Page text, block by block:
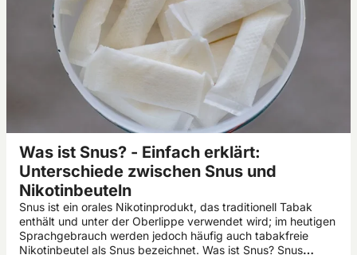
Was ist Snus? - Einfach erklärt:
Unterschiede zwischen Snus und
Nikotinbeuteln
Snus ist ein orales Nikotinprodukt, das traditionell Tabak
enthält und unter der Oberlippe verwendet wird; im heutigen
Sprachgebrauch werden jedoch häufig auch tabakfreie
Nikotinbeutel als Snus bezeichnet. Was ist Snus? Snus